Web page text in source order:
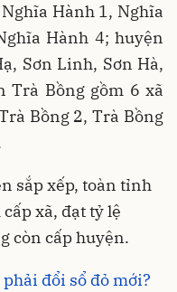
Hành 1, Nghĩa
Hành 4; huyện
Sơn Linh, Sơn Hà,
Trà Bồng gồm 6 xã
Bồng 2, Trà Bồng
sắp xếp, toàn tỉnh
xã, đạt tỷ lệ
còn cấp huyện.
đổi sổ đỏ mới?